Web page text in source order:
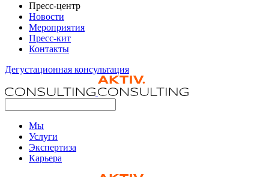
Пресс-центр
Новости
Мероприятия
Пресс-кит
Контакты
Дегустационная консультация
Мы
Услуги
Экспертиза
Карьера